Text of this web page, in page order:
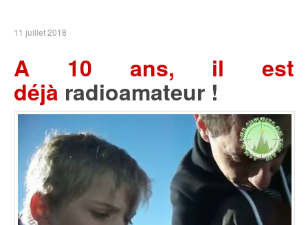
11 juillet 2018
A 10 ans, il est
déjà radioamateur !